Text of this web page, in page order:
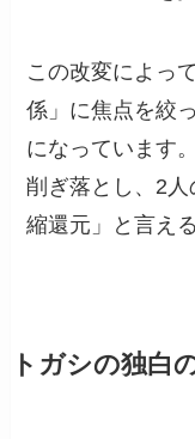
この改変によっ
係」に焦点を絞
になっています
削ぎ落とし、2
縮還元」と言え
トガシの独白